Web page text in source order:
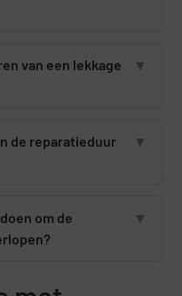
van een lekkage
▼
de reparatieduur
▼
om de
▼